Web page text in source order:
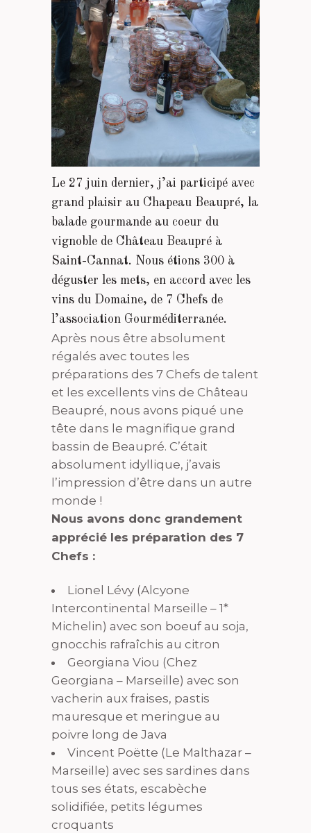
Le 27 juin dernier, j’ai participé avec
grand plaisir au Chapeau Beaupré, la
balade gourmande au coeur du
vignoble de Château Beaupré à
Saint-Cannat. Nous étions 300 à
déguster les mets, en accord avec les
vins du Domaine, de 7 Chefs de
l’association Gourméditerranée.
Après nous être absolument
régalés avec toutes les
préparations des 7 Chefs de talent
et les excellents vins de Château
Beaupré, nous avons piqué une
tête dans le magnifique grand
bassin de Beaupré. C’était
absolument idyllique, j’avais
l’impression d’être dans un autre
monde !
Nous avons donc grandement
apprécié les préparation des 7
Chefs :
Lionel Lévy (Alcyone
Intercontinental Marseille – 1*
Michelin) avec son boeuf au soja,
gnocchis rafraîchis au citron
Georgiana Viou (Chez
Georgiana – Marseille) avec son
vacherin aux fraises, pastis
mauresque et meringue au
poivre long de Java
Vincent Poëtte (Le Malthazar –
Marseille) avec ses sardines dans
tous ses états, escabèche
solidifiée, petits légumes
croquants